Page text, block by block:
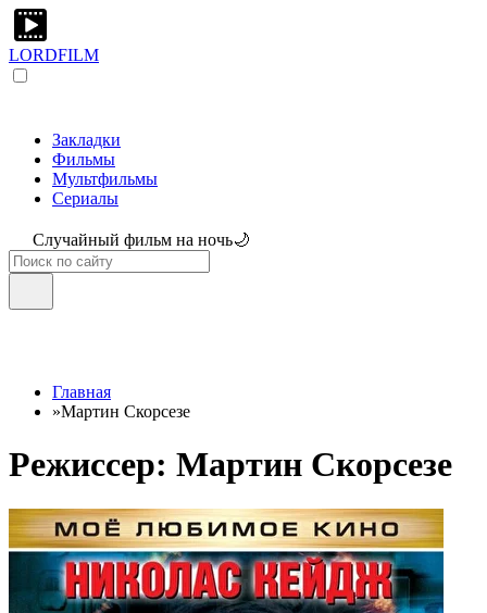
LORDFILM
Закладки
Фильмы
Мультфильмы
Сериалы
Случайный фильм на ночь🌙
Главная
»Мартин Скорсезе
Режиссер: Мартин Скорсезе